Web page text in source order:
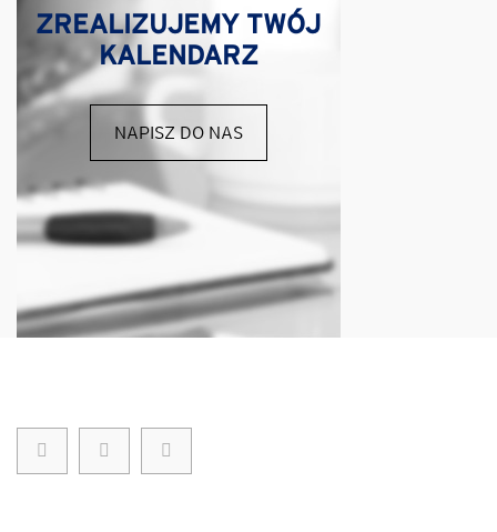
ZREALIZUJEMY TWÓJ
KALENDARZ
NAPISZ DO NAS